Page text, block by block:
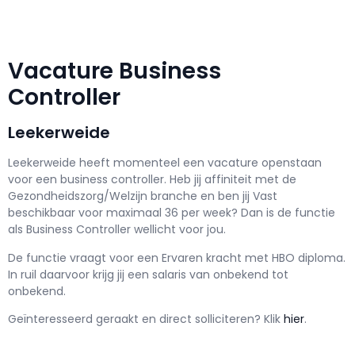
Vacature Business
Controller
Leekerweide
Leekerweide heeft momenteel een vacature openstaan
voor een business controller. Heb jij affiniteit met de
Gezondheidszorg/Welzijn branche en ben jij Vast
beschikbaar voor maximaal 36 per week? Dan is de functie
als Business Controller wellicht voor jou.
De functie vraagt voor een Ervaren kracht met HBO diploma.
In ruil daarvoor krijg jij een salaris van onbekend tot
onbekend.
Geïnteresseerd geraakt en direct solliciteren? Klik hier.